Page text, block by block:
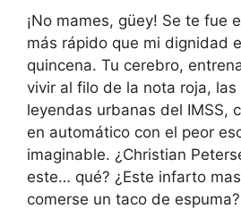
¡No mames, güey! Se te fue
más rápido que mi dignidad
quincena. Tu cerebro,
vivir al filo de la nota roja, las
leyendas urbanas del IMSS,
en automático con el peor
imaginable. ¿Christian
este… qué? ¿Este infarto
comerse un taco de